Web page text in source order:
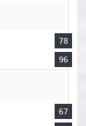
78
96
67